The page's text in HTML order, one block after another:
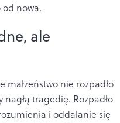
od nowa.
ale
małżeństwo nie rozpadło
tragedię. Rozpadło
i oddalanie się